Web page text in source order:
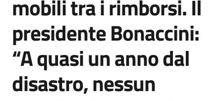
mobili tra i rimborsi. Il
presidente Bonaccini:
“A quasi un anno dal
disastro, nessun